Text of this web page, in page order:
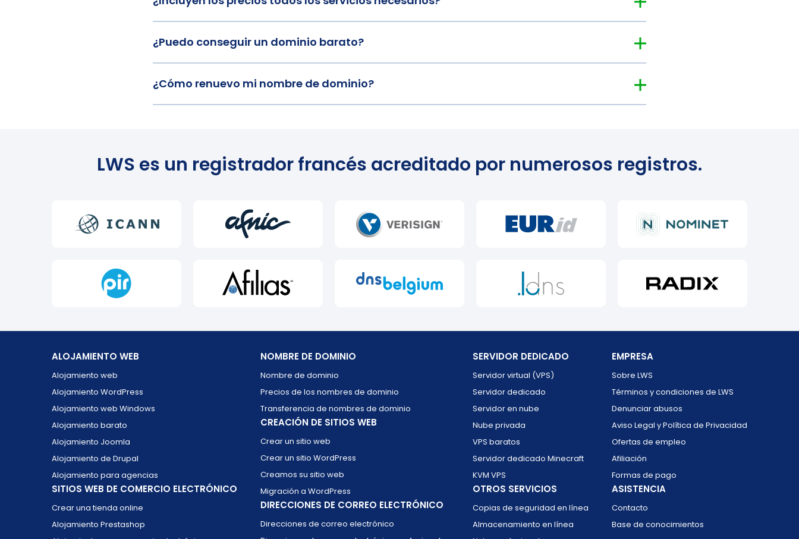
¿Puedo conseguir un dominio barato?
¿Cómo renuevo mi nombre de dominio?
LWS es un registrador francés acreditado por numerosos registros.
ALOJAMIENTO WEB
Alojamiento web
Alojamiento WordPress
Alojamiento web Windows
Alojamiento barato
Alojamiento Joomla
Alojamiento de Drupal
Alojamiento para agencias
SITIOS WEB DE COMERCIO ELECTRÓNICO
Crear una tienda online
Alojamiento Prestashop
NOMBRE DE DOMINIO
Nombre de dominio
Precios de los nombres de dominio
Transferencia de nombres de dominio
CREACIÓN DE SITIOS WEB
Crear un sitio web
Crear un sitio WordPress
Creamos su sitio web
Migración a WordPress
DIRECCIONES DE CORREO ELECTRÓNICO
Direcciones de correo electrónico
SERVIDOR DEDICADO
Servidor virtual (VPS)
Servidor dedicado
Servidor en nube
Nube privada
VPS baratos
Servidor dedicado Minecraft
KVM VPS
OTROS SERVICIOS
Copias de seguridad en línea
Almacenamiento en línea
EMPRESA
Sobre LWS
Términos y condiciones de LWS
Denunciar abusos
Aviso Legal y Política de Privacidad
Ofertas de empleo
Afiliación
Formas de pago
ASISTENCIA
Contacto
Base de conocimientos